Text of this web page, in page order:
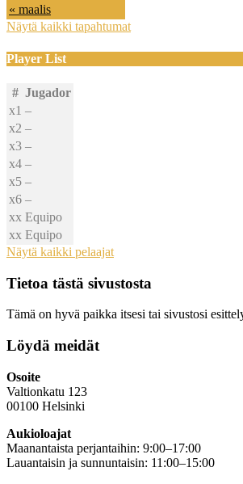
« maalis
Näytä kaikki tapahtumat
Player List
# Jugador
x1 –
x2 –
x3 –
x4 –
x5 –
x6 –
xx Equipo
xx Equipo
Näytä kaikki pelaajat
Tietoa tästä sivustosta
Tämä on hyvä paikka itsesi tai sivustosi
Löydä meidät
Osoite
Valtionkatu 123
00100 Helsinki
Aukioloajat
Maanantaista perjantaihin: 9:00–17:00
Lauantaisin ja sunnuntaisin: 11:00–15:00